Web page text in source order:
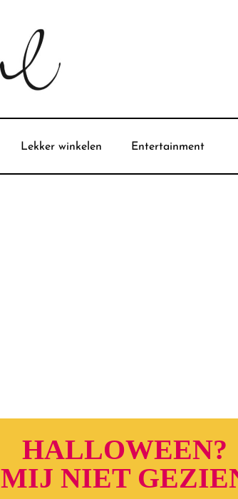
Lekker winkelen Entertainment
HALLOWEEN?
MIJ NIET